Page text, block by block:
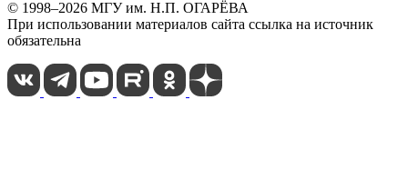
© 1998–2026 МГУ им. Н.П. ОГАРЁВА
При использовании материалов сайта ссылка на источник
обязательна